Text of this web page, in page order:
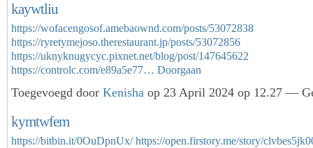
kaywtliu
https://wofacengosof.amebaownd.com/posts/53072838
https://ryretymejoso.therestaurant.jp/posts/53072856
https://uknyknugycyc.pixnet.net/blog/post/147645622
https://controlc.com/e89a5e77… Doorgaan
Toegevoegd door Kenisha op 23 April 2024 op 12.27 —
kymtwfem
https://bitbin.it/0OuDpnUx/ https://open.firstory.me/story/